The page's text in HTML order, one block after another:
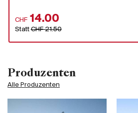
Produzenten
Alle Produzenten
CHF 14.00
StattCHF 21.50